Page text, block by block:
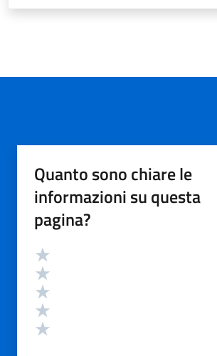
Quanto sono chiare le
informazioni su questa
pagina?
Valutazione